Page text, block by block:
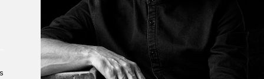
À propos du Salon
Liste des exposant·e·s
Liste des auteur·rice·s